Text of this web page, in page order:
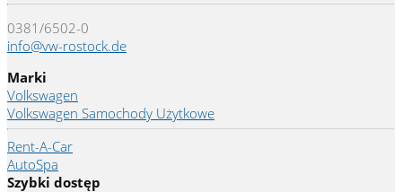
0381/6502-0
info@vw-rostock.de
Marki
Volkswagen
Volkswagen Samochody Użytkowe
Rent-A-Car
AutoSpa
Szybki dostęp